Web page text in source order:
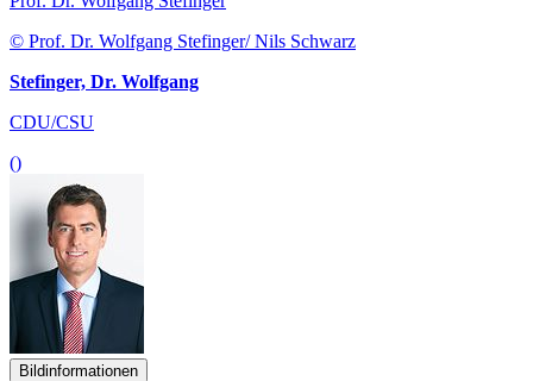
© Prof. Dr. Wolfgang Stefinger/ Nils Schwarz
Stefinger, Dr. Wolfgang
CDU/CSU
()
Bildinformationen